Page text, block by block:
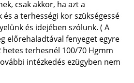
csak akkor, ha azt a
a terhességi kor szükségessé
és idejében szólunk. ( A
előrehaladtával fenyeget egyre
hetes terhesnél 100/70 Hgmm
intézkedés ezügyben nem